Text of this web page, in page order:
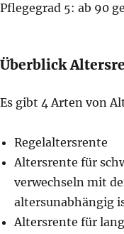
Pflegegrad 5: ab 90
Überblick
Es gibt 4 Arten von
Regelaltersrente
Altersrente für
verwechseln mit
altersunabhängig
Altersrente für